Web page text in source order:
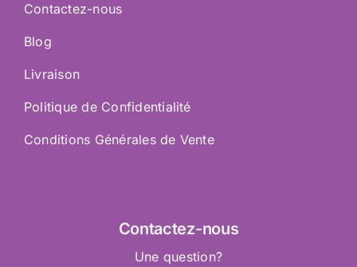
Contactez-nous
Blog
Livraison
Politique de Confidentialité
Conditions Générales de Vente
Contactez-nous
Une question?